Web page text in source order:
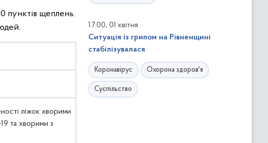
пунктів щеплень.
ліжок хворими
та хворими з
17:00, 01 квітня
Ситуація із грипом на Рівненщині
стабілізувалася
Коронавірус Охорона здоров'я
Суспільство